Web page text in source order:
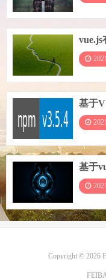
vue.js
基于
基于
Copyright © 2026